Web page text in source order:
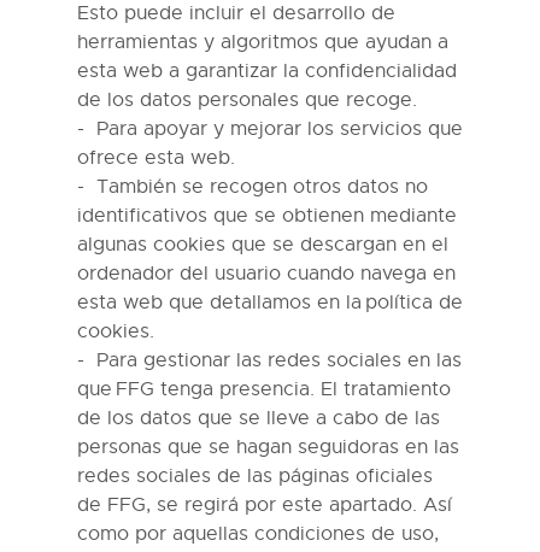
Esto puede incluir el desarrollo de
herramientas y algoritmos que ayudan a
esta web a garantizar la confidencialidad
de los datos personales que recoge.
Para apoyar y mejorar los servicios que
ofrece esta web.
También se recogen otros datos no
identificativos que se obtienen mediante
algunas cookies que se descargan en el
ordenador del usuario cuando navega en
esta web que detallamos en la política de
cookies.
Para gestionar las redes sociales en las
que FFG tenga presencia. El tratamiento
de los datos que se lleve a cabo de las
personas que se hagan seguidoras en las
redes sociales de las páginas oficiales
de FFG, se regirá por este apartado. Así
como por aquellas condiciones de uso,